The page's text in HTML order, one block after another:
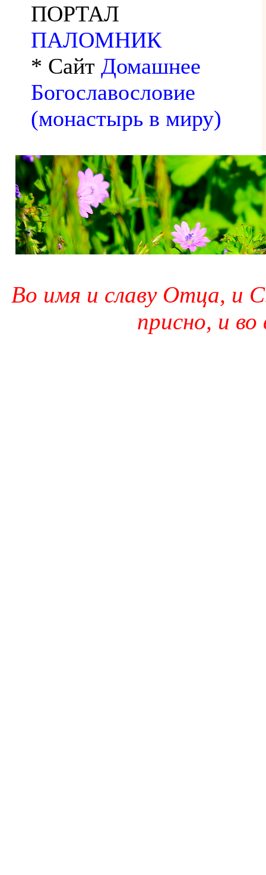
ПОРТАЛ
ПАЛОМНИК
* Сайт Домашнее
Богославословие
(монастырь в миру)
Во имя и славу Отца, и
присно, и во